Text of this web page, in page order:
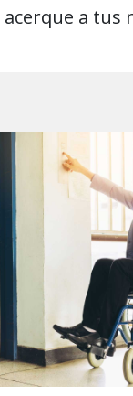
acerque a tus